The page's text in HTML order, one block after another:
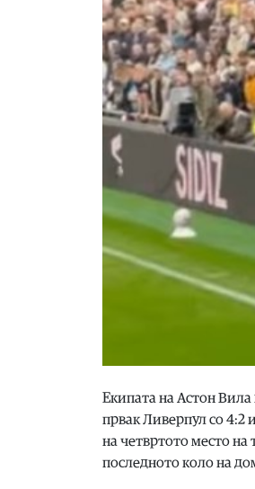
Екипата на Астон
првак Ливерпул со 4:2
на четвртото место на
последното коло на